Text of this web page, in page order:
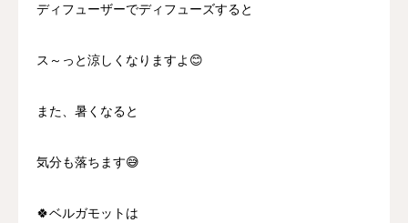
ディフューザーでディフューズすると
ス～っと涼しくなりますよ😊
また、暑くなると
気分も落ちます😅
🍀ベルガモットは